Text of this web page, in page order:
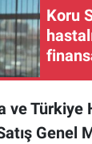
Koru
ve Türkiye
Genel